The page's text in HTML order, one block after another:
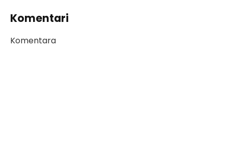
Komentari
Komentara